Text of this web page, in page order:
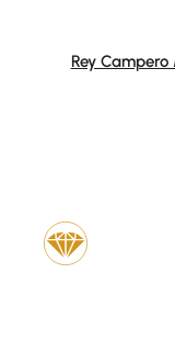
Rey